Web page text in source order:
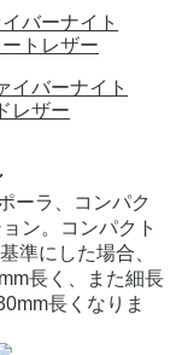
バーナイト
トレザー
イバーナイト
レザー
ーラ、コンパク
ン。コンパクト
準にした場合、
長く、また細長
長くなりま